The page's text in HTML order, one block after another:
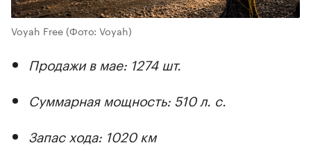
Voyah Free(Фото: Voyah)
Продажи в мае: 1274 шт.
Суммарная мощность: 510 л. с.
Запас хода: 1020 км